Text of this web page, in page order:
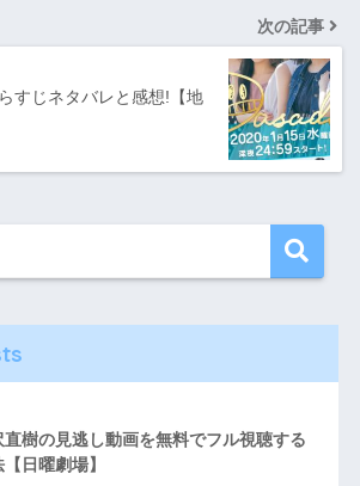
次の記事
すじネタバレと感想!【地
直樹の見逃し動画を無料でフル視聴する
日曜劇場】